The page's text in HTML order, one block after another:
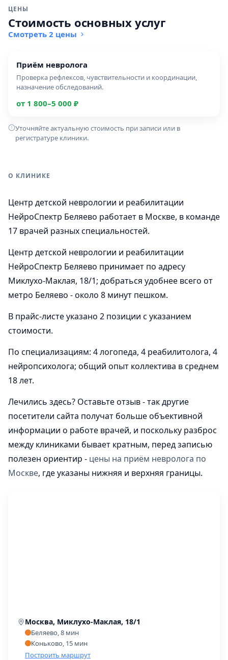
ЦЕНЫ
Стоимость основных услуг
Смотреть 2 цены
приём невролога
Проверка рефлексов, чувствительности и координации,
назначение обследований.
от 1 800–5 000 ₽
Уточняйте актуальную стоимость при записи или в
регистратуре клиники.
О КЛИНИКЕ
Центр детской неврологии и реабилитации
НейроСпектр Беляево работает в Москве, в команде
17 врачей разных специальностей.
Центр детской неврологии и реабилитации
НейроСпектр Беляево принимает по адресу
Миклухо-Маклая, 18/1; добраться удобнее всего от
метро Беляево - около 8 минут пешком.
В прайс-листе указано 2 позиции с указанием
стоимости.
По специализациям: 4 логопеда, 4 реабилитолога, 4
нейропсихолога; общий опыт коллектива в среднем
18 лет.
Лечились здесь? Оставьте отзыв - так другие
посетители сайта получат больше объективной
информации о работе врачей, и поскольку разброс
между клиниками бывает кратным, перед записью
полезен ориентир - цены на приём невролога по
Москве, где указаны нижняя и верхняя границы.
Москва, Миклухо-Маклая, 18/1
Беляево, 8 мин
Коньково, 15 мин
Построить маршрут